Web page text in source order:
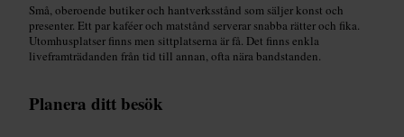
Små, oberoende butiker och hantverksstånd som säljer konst och
presenter. Ett par kaféer och matstånd serverar snabba rätter och fika.
Utomhusplatser finns men sittplatserna är få. Det finns enkla
liveframträdanden från tid till annan, ofta nära bandstanden.
Planera ditt besök